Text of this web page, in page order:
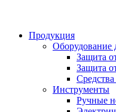
Продукция
Оборудование
Защита
Защита
Инструменты
Ручные